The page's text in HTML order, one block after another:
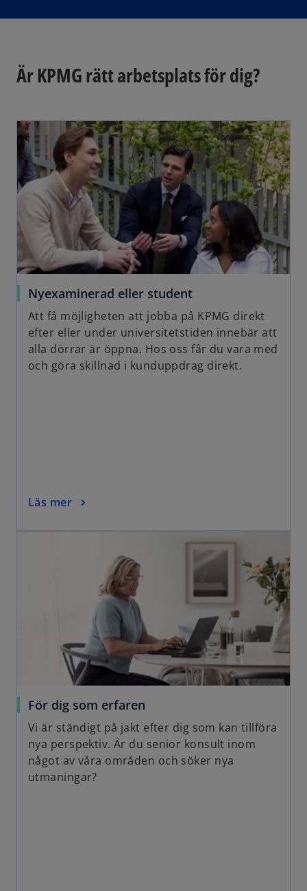
Är KPMG rätt arbetsplats för dig?
Nyexaminerad eller student
Att få möjligheten att jobba på KPMG direkt
efter eller under universitetstiden innebär att
alla dörrar är öppna. Hos oss får du vara med
och göra skillnad i kunduppdrag direkt.
Läs mer
För dig som erfaren
Vi är ständigt på jakt efter dig som kan tillföra
nya perspektiv. Är du senior konsult inom
något av våra områden och söker nya
utmaningar?